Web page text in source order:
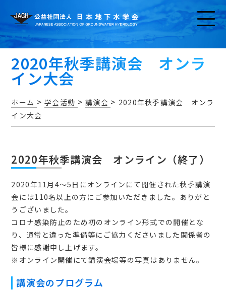
お知らせ
アクセス・問い合わせ
会員マイページ
日本語
2020年秋季講演会 オンラ
イン大会
ホーム >学会活動 >講演会 > 2020年秋季講演会 オンラ
イン大会
2020年秋季講演会 オンライン（終了）
2020年11月4～5日にオンラインにて開催された秋季講演
会には110名以上の方にご参加いただきました。ありがと
うございました。
コロナ感染防止のため初のオンライン形式での開催とな
り、通常と違った準備等にご協力くださいました関係者の
皆様に感謝申し上げます。
※オンライン開催にて講演会場等の写真はありません。
講演会のプログラム